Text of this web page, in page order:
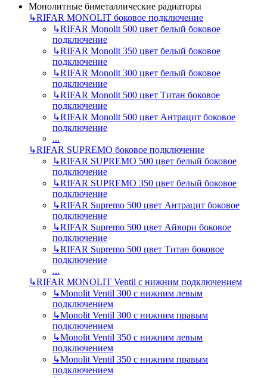
Монолитные биметаллические радиаторы
↳RIFAR MONOLIT боковое подключение
↳RIFAR Monolit 500 цвет белый боковое
подключение
↳RIFAR Monolit 350 цвет белый боковое
подключение
↳RIFAR Monolit 300 цвет белый боковое
подключение
↳RIFAR Monolit 500 цвет Титан боковое
подключение
↳RIFAR Monolit 500 цвет Антрацит боковое
подключение
...
↳RIFAR SUPREMO боковое подключение
↳RIFAR SUPREMO 500 цвет белый боковое
подключение
↳RIFAR SUPREMO 350 цвет белый боковое
подключение
↳RIFAR Supremo 500 цвет Антрацит боковое
подключение
↳RIFAR Supremo 500 цвет Айвори боковое
подключение
↳RIFAR Supremo 500 цвет Титан боковое
подключение
...
↳RIFAR MONOLIT Ventil с нижним подключением
↳Monolit Ventil 300 с нижним левым
подключением
↳Monolit Ventil 300 с нижним правым
подключением
↳Monolit Ventil 350 с нижним левым
подключением
↳Monolit Ventil 350 с нижним правым
подключением